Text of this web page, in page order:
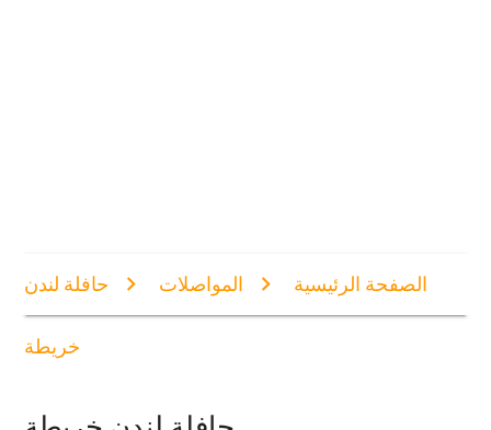
الصفحة الرئيسية المواصلات حافلة لندن
خريطة